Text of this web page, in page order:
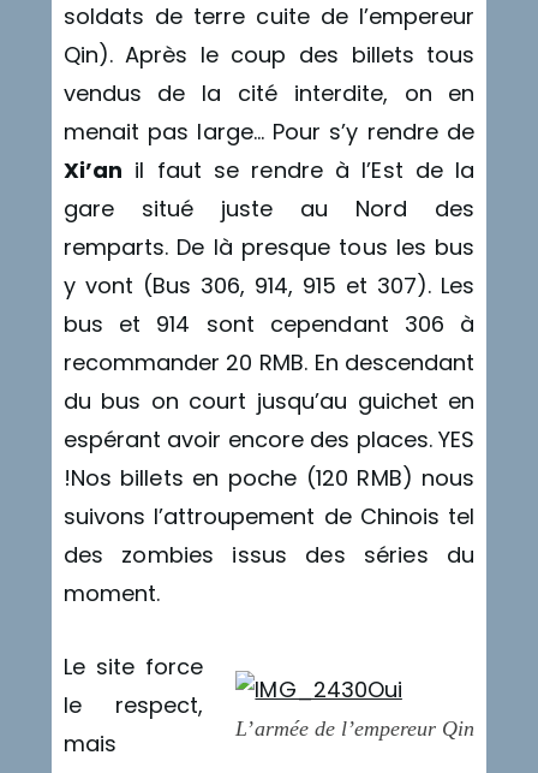
soldats de terre cuite de l’empereur
Qin). Après le coup des billets tous
vendus de la cité interdite, on en
menait pas large… Pour s’y rendre de
Xi’an il faut se rendre à l’Est de la
gare situé juste au Nord des
remparts. De là presque tous les bus
y vont (Bus 306, 914, 915 et 307). Les
bus et 914 sont cependant 306 à
recommander 20 RMB. En descendant
du bus on court jusqu’au guichet en
espérant avoir encore des places. YES
!Nos billets en poche (120 RMB) nous
suivons l’attroupement de Chinois tel
des zombies issus des séries du
moment.
L’armée de l’empereur Qin
Le site force
le respect,
mais